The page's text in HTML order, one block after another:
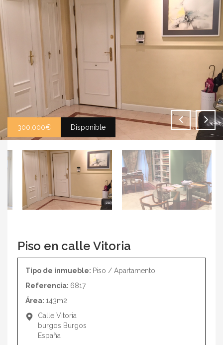
Piso en calle Vitoria
300,000€ Disponible
Tipo de inmueble: Piso / Apartamento
Referencia: 6817
Área: 143m2
Calle Vitoria
burgos Burgos
España